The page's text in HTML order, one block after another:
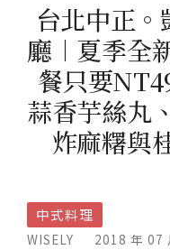
台北中正
廳︱夏季全
餐只要
蒜香芋絲丸
炸麻糬與
中式料理
WISELY 2018 年 07